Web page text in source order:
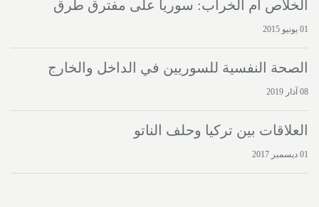
الخلاص أم الخراب: سوريا على مفترق طرق
01 يونيو 2015
الصحة النفسية للسوريين في الداخل والخارج
08 آذار 2019
العلاقات بين تركيا وحلف الناتو
01 ديسمبر 2017